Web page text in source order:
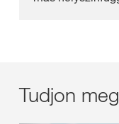
Tudjon